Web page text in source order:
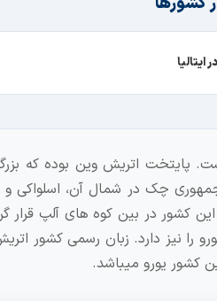
در قلب اروپای مرکزی متشکل از ۹ ایالت است.
آلمان و جمهوری چک در شمال آن،
این کشور در بین کوه های آلپ
کشور یورو میباشد.